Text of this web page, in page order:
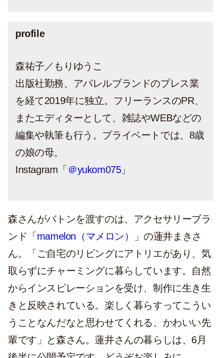
profile
森祐子／もりゆうこ
出版社勤務、アパレルブランドのプレス業
を経て2019年に独立。フリーランスのPR、
またエディターとして、雑誌やWEBなどの
編集や執筆も行う。プライベートでは、8歳
の娘の母。
Instagram「 ＠yukom075」
森さんがバトンを渡すのは、アクセサリーブラ
ンド「 mamelon（マメロン）
」の蓮井まきさ
ん。「ご自宅のリビングにアトリエがあり、気
取らずにチャーミングに暮らしています。自然
からインスピレーションを受け、制作に生き生
きと反映されている。楽しく暮らすってこうい
うことなんだなと思わせてくれる、かわいい先
輩です」と森さん。蓮井さんの暮らしは、6月